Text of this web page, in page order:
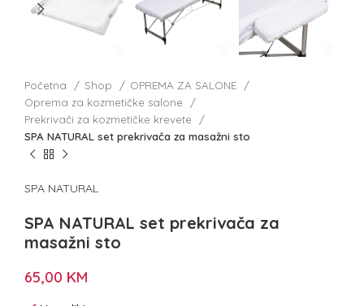
Početna Shop
OPREMA ZA SALONE
Oprema za kozmetičke salone
Prekrivači za kozmetičke krevete
SPA NATURAL set prekrivača za masažni sto
SPA NATURAL
SPA NATURAL set prekrivača za
masažni sto
65,00 KM